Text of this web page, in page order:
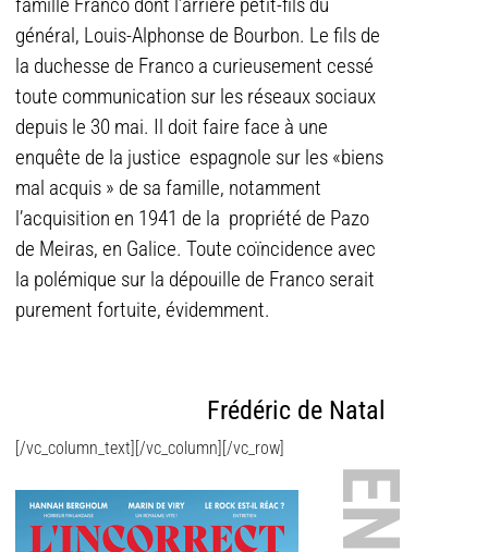
famille Franco dont l’arrière petit-fils du
général, Louis-Alphonse de Bourbon. Le fils de
la duchesse de Franco a curieusement cessé
toute communication sur les réseaux sociaux
depuis le 30 mai. Il doit faire face à une
enquête de la justice espagnole sur les «biens
mal acquis » de sa famille, notamment
l’acquisition en 1941 de la propriété de Pazo
de Meiras, en Galice. Toute coïncidence avec
la polémique sur la dépouille de Franco serait
purement fortuite, évidemment.
Frédéric de Natal
[/vc_column_text][/vc_column][/vc_row]